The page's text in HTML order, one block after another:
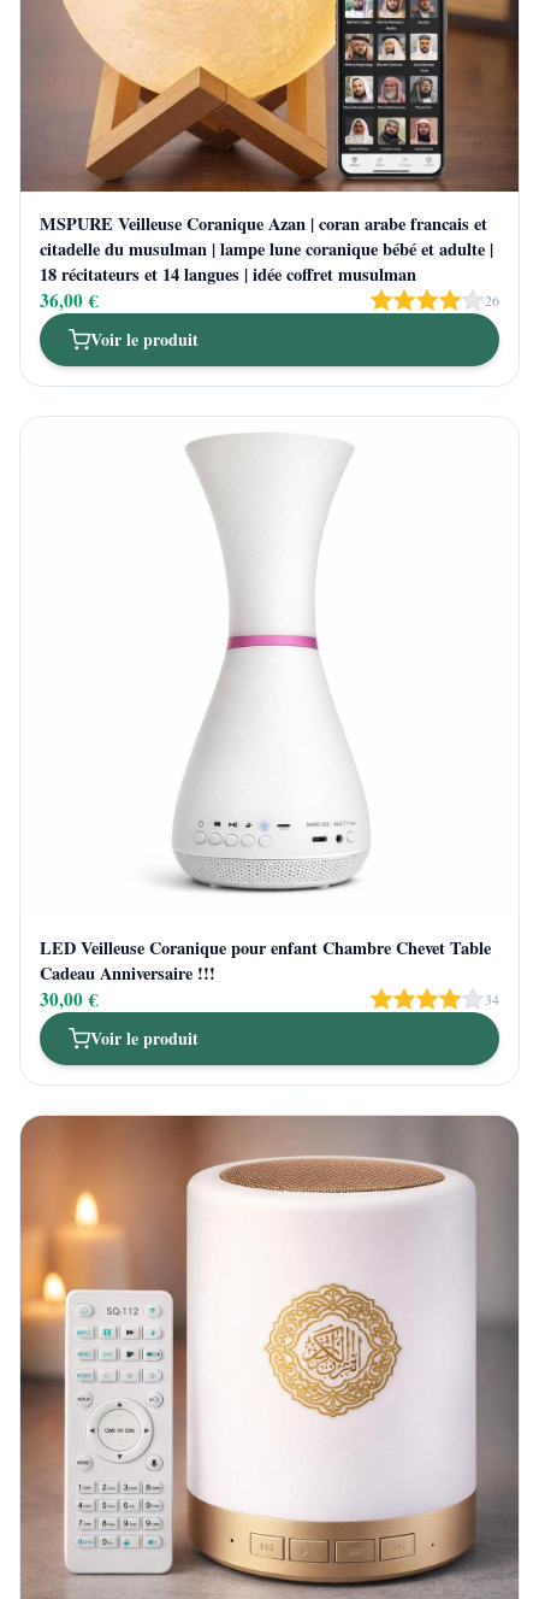
MSPURE Veilleuse Coranique Azan | coran arabe francais et
citadelle du musulman | lampe lune coranique bébé et adulte |
18 récitateurs et 14 langues | idée coffret musulman
36,00 € 26
Voir le produit
LED Veilleuse Coranique pour enfant Chambre Chevet Table
Cadeau Anniversaire !!!
30,00 € 34
Voir le produit